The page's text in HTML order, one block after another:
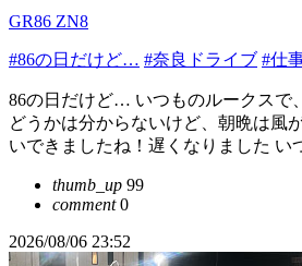
GR86 ZN8
#86の日だけど… #奈良ドライブ #仕
86の日だけど… いつものルークスで
どうかは分からないけど、朝晩は風
いできましたね！遅くなりました い
thumb_up 99
comment0
2026/08/06 23:52